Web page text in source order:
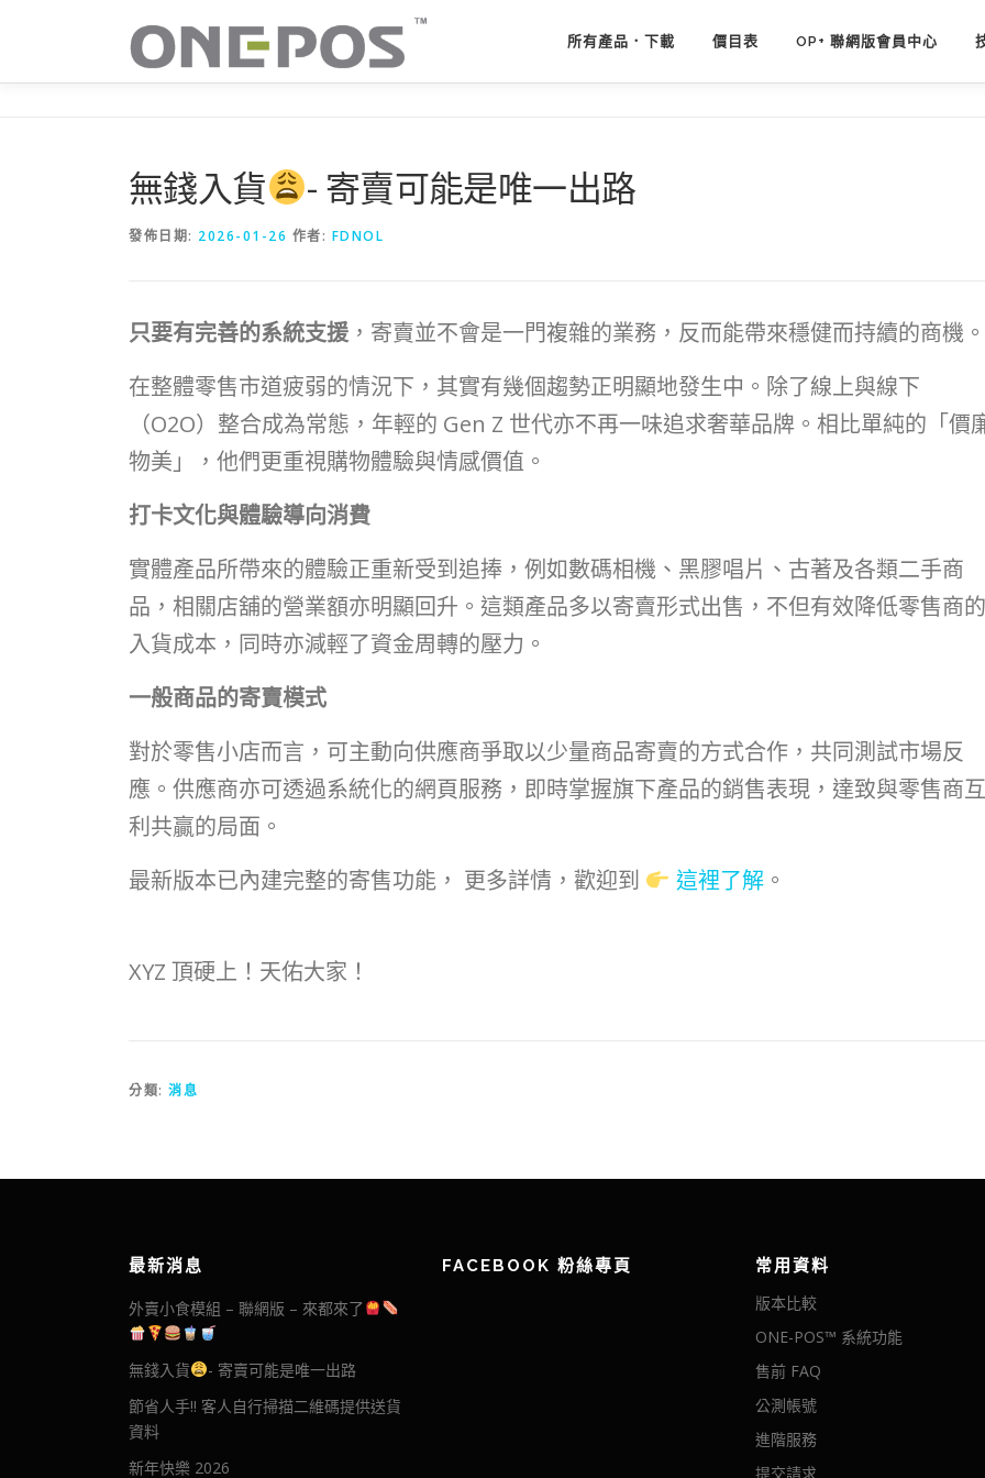
要
所有產品．下載 價目表 OP+ 聯網版會員中心
無錢入貨 - 寄賣可能是唯一出路
發佈日期: 2026-01-26 作者: FDNOL
只要有完善的系統支援，寄賣並不會是一門複雜的業務，反而能帶來穩健而持續的商機。
在整體零售市道疲弱的情況下，其實有幾個趨勢正明顯地發生中。除了線上與線下
（O2O）整合成為常態，年輕的 Gen Z 世代亦不再一味追求奢華品牌。相比單純的「價
物美」，他們更重視購物體驗與情感價值。
打卡文化與體驗導向消費
實體產品所帶來的體驗正重新受到追捧，例如數碼相機、黑膠唱片、古著及各類二手商
品，相關店舖的營業額亦明顯回升。這類產品多以寄賣形式出售，不但有效降低零售商的
入貨成本，同時亦減輕了資金周轉的壓力。
一般商品的寄賣模式
對於零售小店而言，可主動向供應商爭取以少量商品寄賣的方式合作，共同測試市場反
應。供應商亦可透過系統化的網頁服務，即時掌握旗下產品的銷售表現，達致與零售商互
利共贏的局面。
最新版本已內建完整的寄售功能， 更多詳情，歡迎到
這裡了解。
XYZ 頂硬上！天佑大家！
分類: 消息
最新消息
外賣小食模組 – 聯網版 – 來都來了
無錢入貨
- 寄賣可能是唯一出路
節省人手!! 客人自行掃描二維碼提供送貨
資料
新年快樂 2026
FACEBOOK 粉絲專頁 常用資料
版本比較
ONE-POS™ 系統功能
售前 FAQ
公測帳號
進階服務
提交請求